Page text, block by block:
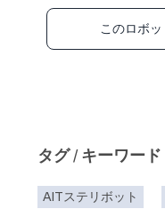
このロボ
タグ / キーワード
AITステリボット